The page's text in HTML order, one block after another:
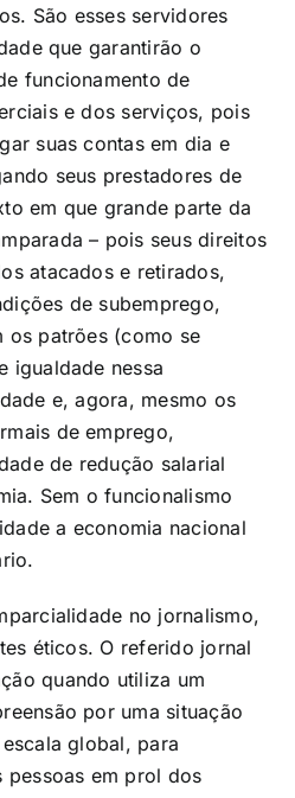
São esses servidores
que garantirão o
funcionamento de
e dos serviços, pois
suas contas em dia e
seus prestadores de
em que grande parte da
– pois seus direitos
atacados e retirados,
de subemprego,
os patrões (como se
igualdade nessa
e, agora, mesmo os
de emprego,
de redução salarial
Sem o funcionalismo
a economia nacional
no jornalismo,
éticos. O referido jornal
quando utiliza um
por uma situação
global, para
em prol dos